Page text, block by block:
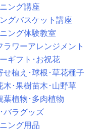
ング講座
グバスケット講座
ング体験教室
ラワーアレンジメント
ギフト･お祝花
せ植え･球根･草花種子
木･果樹苗木･山野草
葉植物･多肉植物
バラグッズ
ング用品